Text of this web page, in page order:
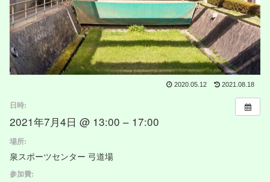
2020.05.12 2021.08.18
日時:
2021年7月4日 @ 13:00 – 17:00
場所:
泉スポーツセンター 弓道場
参加費: